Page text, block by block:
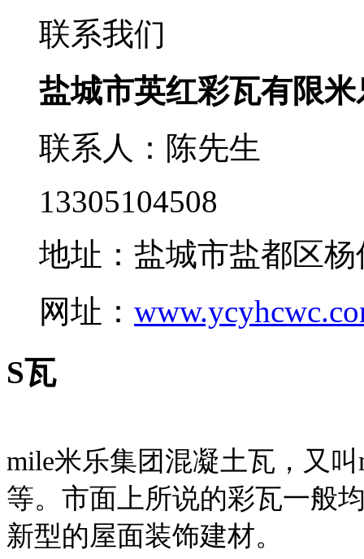
联系我们
盐城市英红彩瓦有限
联系人：陈先生
13305104508
地址：盐城市盐都区
网址：
S瓦
mile米乐集团混凝土瓦，又
等。市面上所说的彩瓦一般
新型的屋面装饰建材。